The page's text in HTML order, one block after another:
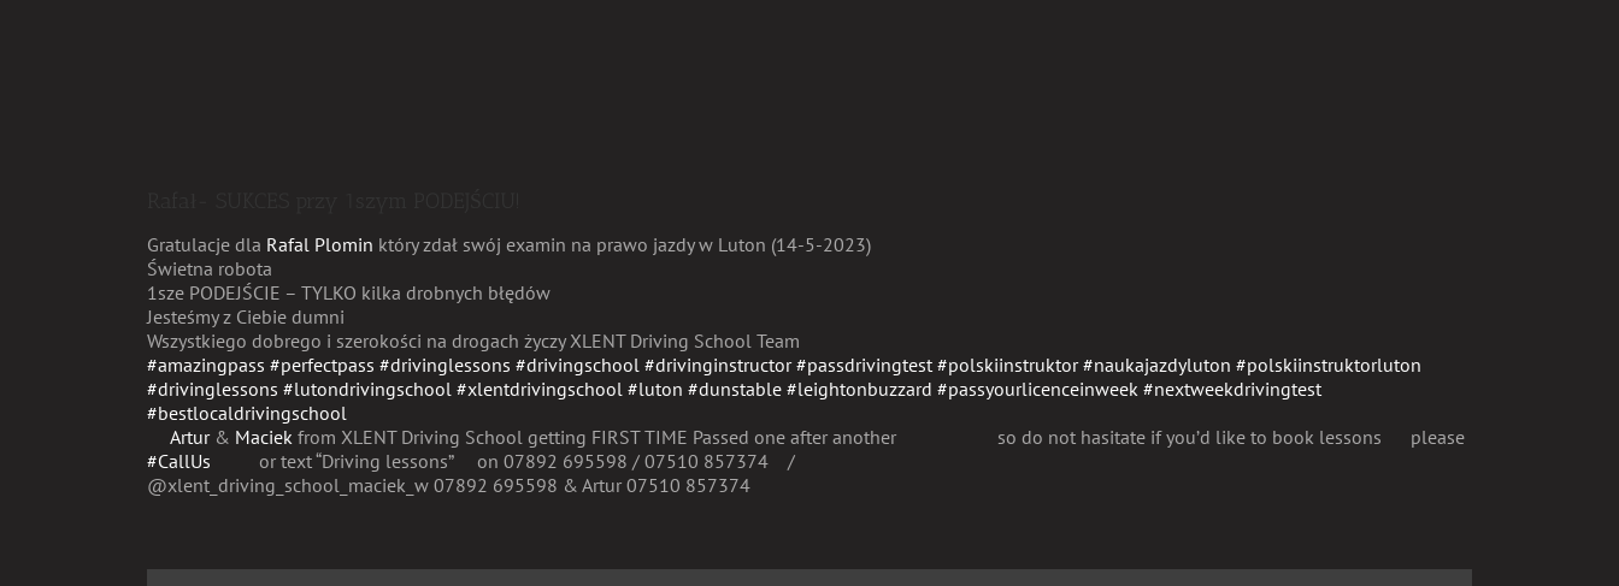
Gratulacje dla Rafal Plomin który zdał swój examin na prawo jazdy w Luton (14-5-2023)
Świetna robota
1sze PODEJŚCIE – TYLKO kilka drobnych błędów
Jesteśmy z Ciebie dumni
Wszystkiego dobrego i szerokości na drogach życzy XLENT Driving School Team
#amazingpass #perfectpass #drivinglessons #drivingschool #drivinginstructor #passdrivingtest #polskiinstruktor #naukajazdyluton #polskiinstruktorluton
#drivinglessons #lutondrivingschool #xlentdrivingschool #luton #dunstable #leightonbuzzard #passyourlicenceinweek #nextweekdrivingtest
#bestlocaldrivingschool
Artur& Maciek from XLENT Driving School getting FIRST TIME Passed one after another so do not hasitate if you’d like to book lessons
please
#CallUs
or text “Driving lessons” on 07892 695598 / 07510 857374
/
@xlent_driving_school_maciek_w 07892 695598 & Artur 07510 857374